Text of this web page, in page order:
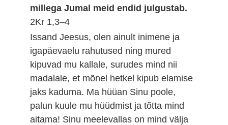
millega Jumal meid endid julgustab.
2Kr 1,3–4
Issand Jeesus, olen ainult inimene ja
igapäevaelu rahutused ning mured
kipuvad mu kallale, surudes mind nii
madalale, et mõnel hetkel kipub elamise
jaks kaduma. Ma hüüan Sinu poole,
palun kuule mu hüüdmist ja tõtta mind
aitama! Sinu meelevallas on mind välja